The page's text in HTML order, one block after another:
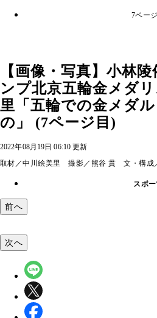
7ペー
【画像・写真】小林
ンプ北京五輪金メダ
里「五輪での金メダ
の」 (7ページ目)
2022年08月19日 06:10 更新
取材／中川絵美里 撮影／熊谷 貫 文・構成
スポ
前へ
次へ